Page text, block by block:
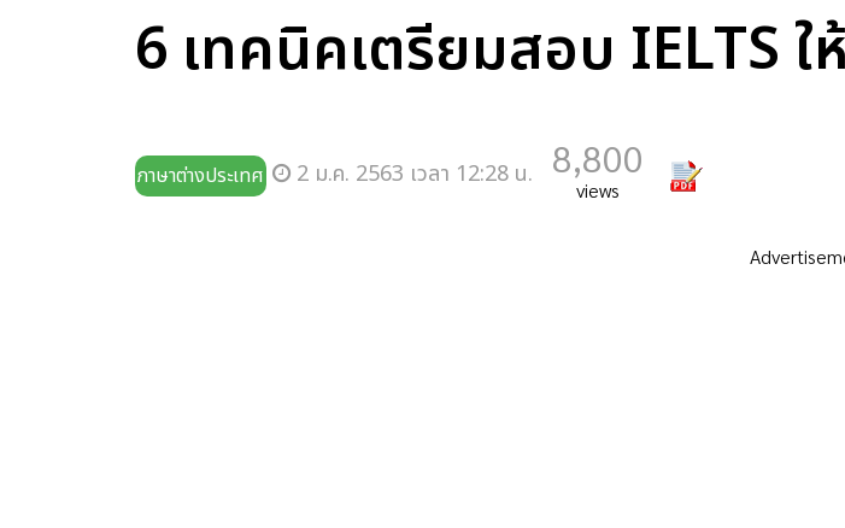
6 เทคนิคเตรียมสอบ IELTS ใ
ภาษาต่างประเทศ 2 ม.ค. 2563 เวลา 12:28 น. 8,800
views